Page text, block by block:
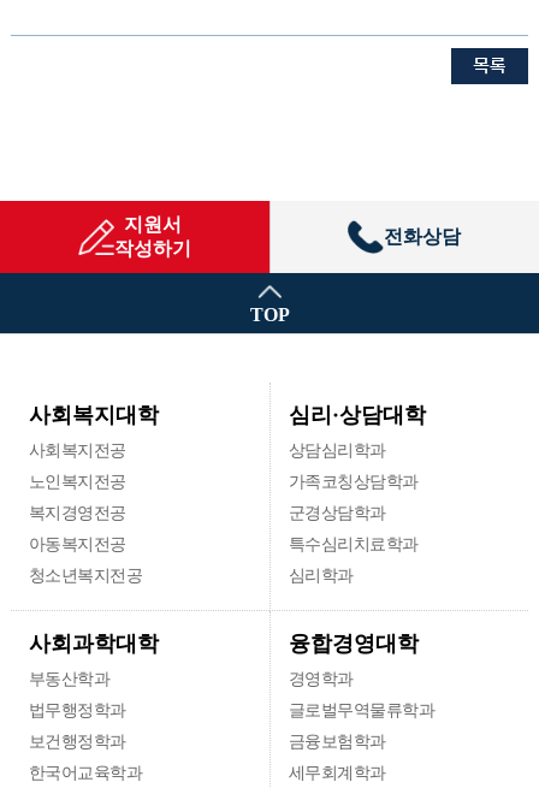
지원서
작성하기
전화상담
TOP
사회복지대학
사회복지전공
노인복지전공
복지경영전공
아동복지전공
청소년복지전공
심리·상담대학
상담심리학과
가족코칭상담학과
군경상담학과
특수심리치료학과
심리학과
사회과학대학
부동산학과
법무행정학과
보건행정학과
한국어교육학과
융합경영대학
경영학과
글로벌무역물류학과
금융보험학과
세무회계학과